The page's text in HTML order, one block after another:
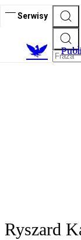
Serwisy
Ryszard